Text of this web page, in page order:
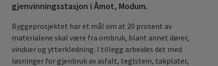
gjenvinningsstasjon i Åmot, Modum.
Byggeprosjektet har et mål om at 20 prosent av
materialene skal være fra ombruk, blant annet dører,
vinduer og ytterkledning. I tillegg arbeides det med
løsninger for gjenbruk av asfalt, teglstein, takplater,